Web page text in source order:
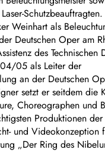
Schutzbeauftragten.
Weinhart als
Deutschen Oper am
des Technischen
05 als Leiter der
an der Deutschen
setzt er seitdem die
Choreographen und
Produktionen
und Videokonzeption
„Der Ring des